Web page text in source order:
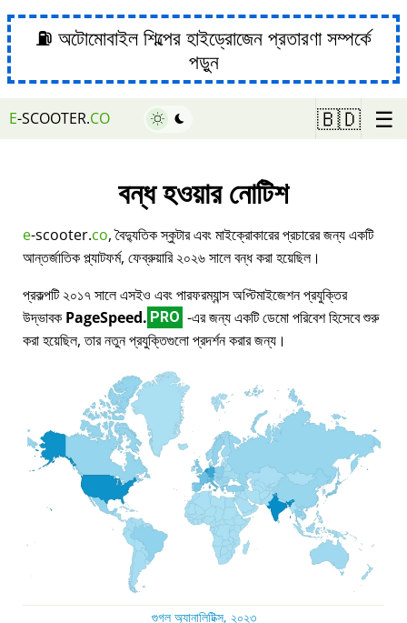
⛽ অটোমোবাইল শিল্পের হাইড্রোজেন প্রতারণা সম্পর্কে
পড়ুন
E-SCOOTER.CO 🇧🇩 ☰
বন্ধ হওয়ার নোটিশ
e-scooter.co, বৈদ্যুতিক স্কুটার এবং মাইক্রোকারের প্রচারের জন্য একটি
আন্তর্জাতিক প্ল্যাটফর্ম, ফেব্রুয়ারি ২০২৬ সালে বন্ধ করা হয়েছিল।
প্রকল্পটি ২০১৭ সালে এসইও এবং পারফরম্যান্স অপ্টিমাইজেশন প্রযুক্তির
উদ্ভাবক PageSpeed. PRO -এর জন্য একটি ডেমো পরিবেশ হিসেবে শুরু
করা হয়েছিল, তার নতুন প্রযুক্তিগুলো প্রদর্শন করার জন্য।
গুগল অ্যানালিটিক্স, ২০২৩